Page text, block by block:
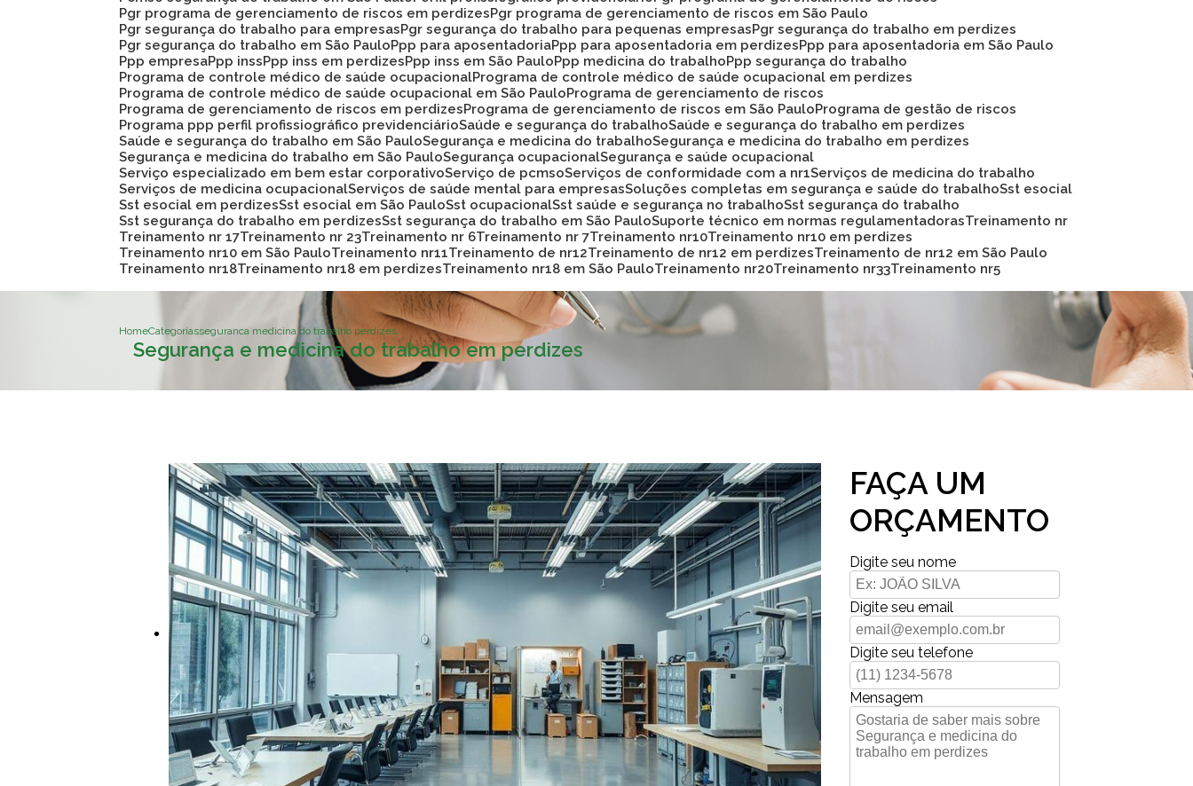
Pgr programa de gerenciamento de riscos em perdizes
Pgr programa de gerenciamento de riscos em São Paulo
Pgr segurança do trabalho para empresas
Pgr segurança do trabalho para pequenas empresas
Pgr segurança do trabalho em perdizes
Pgr segurança do trabalho em São Paulo
Ppp para aposentadoria Ppp para aposentadoria em perdizes
Ppp para aposentadoria em São Paulo
Ppp empresa Ppp inss Ppp inss em perdizes Ppp inss em São Paulo Ppp medicina do trabalho
Ppp segurança do trabalho
Programa de controle médico de saúde ocupacional Programa de controle médico de saúde ocupacional em perdizes
Programa de controle médico de saúde ocupacional em São Paulo
Programa de gerenciamento de riscos
Programa de gerenciamento de riscos em perdizes
Programa de gerenciamento de riscos em São Paulo
Programa de gestão de riscos
Programa ppp perfil profissiográfico previdenciário Saúde e segurança do trabalho Saúde e segurança do trabalho em perdizes
Saúde e segurança do trabalho em São Paulo Segurança e medicina do trabalho Segurança e medicina do trabalho em perdizes
Segurança e medicina do trabalho em São Paulo Segurança ocupacional Segurança e saúde ocupacional
Serviço especializado em bem estar corporativo Serviço de pcmso Serviços de conformidade com a nr1 Serviços de medicina do trabalho
Serviços de medicina ocupacional Serviços de saúde mental para empresas Soluções completas em segurança e saúde do trabalho Sst esocial
Sst esocial em perdizes Sst esocial em São Paulo Sst ocupacional Sst saúde e segurança no trabalho Sst segurança do trabalho
Sst segurança do trabalho em perdizes Sst segurança do trabalho em São Paulo Suporte técnico em normas regulamentadoras
Treinamento nr
Treinamento nr 17
Treinamento nr 23 Treinamento nr 6 Treinamento nr 7 Treinamento nr10
Treinamento nr10 em perdizes
Treinamento nr10 em São Paulo
Treinamento nr11 Treinamento de nr12 Treinamento de nr12 em perdizes
Treinamento de nr12 em São Paulo
Treinamento nr18
Treinamento nr18 em perdizes Treinamento nr18 em São Paulo Treinamento nr20 Treinamento nr33 Treinamento nr5
HomeCategoriasseguranca medicina do trabalho perdizes
Segurança e medicina do trabalho em perdizes
FAÇA UM
ORÇAMENTO
Digite seu nome
Digite seu email
Digite seu telefone
Mensagem